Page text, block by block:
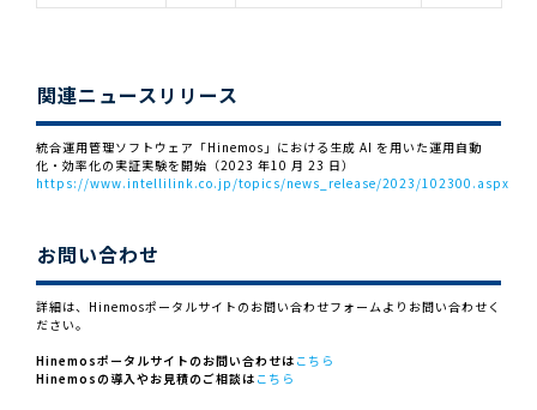
関連ニュースリリース
統合運用管理ソフトウェア「Hinemos」における生成 AI を用いた運用自動
化・効率化の実証実験を開始（2023 年10 月 23 日）
https://www.intellilink.co.jp/topics/news_release/2023/102300.aspx
お問い合わせ
詳細は、Hinemosポータルサイトのお問い合わせフォームよりお問い合わせく
ださい。
Hinemosポータルサイトのお問い合わせは こちら
Hinemosの導入やお見積のご相談は こちら